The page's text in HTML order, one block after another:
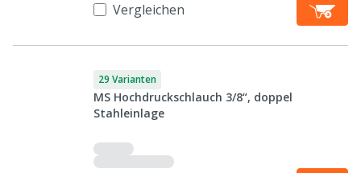
Vergleichen
29 Varianten
MS Hochdruckschlauch 3/8“, doppel
Stahleinlage